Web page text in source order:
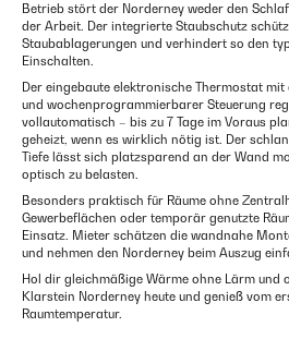
Betrieb stört der Norderney weder den
der Arbeit. Der integrierte Staubschutz
Staubablagerungen und verhindert so den
Einschalten.
Der eingebaute elektronische Thermostat mit
und wochenprogrammierbarer Steuerung
vollautomatisch – bis zu 7 Tage im Voraus
geheizt, wenn es wirklich nötig ist. Der
Tiefe lässt sich platzsparend an der Wand
optisch zu belasten.
Besonders praktisch für Räume ohne
Gewerbeflächen oder temporär genutzte
Einsatz. Mieter schätzen die wandnahe
und nehmen den Norderney beim Auszug
Hol dir gleichmäßige Wärme ohne Lärm und
Klarstein Norderney heute und genieß vom
Raumtemperatur.